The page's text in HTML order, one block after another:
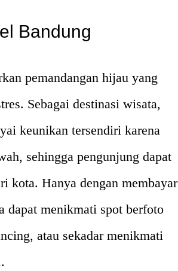
Bandung
pemandangan hijau yang
Sebagai destinasi wisata,
keunikan tersendiri karena
sehingga pengunjung dapat
kota. Hanya dengan membayar
dapat menikmati spot berfoto
atau sekadar menikmati